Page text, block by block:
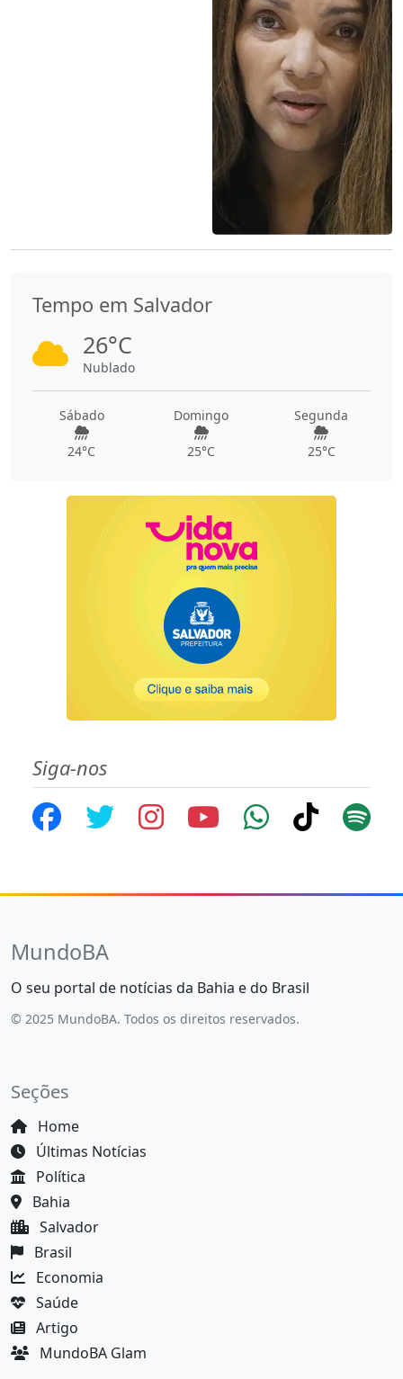
Tempo em Salvador
26°C
Nublado
Sábado
24°C
Domingo
25°C
Segunda
25°C
Siga-nos
MundoBA
O seu portal de notícias da Bahia e do Brasil
© 2025 MundoBA. Todos os direitos reservados.
Seções
Home
Últimas Notícias
Política
Bahia
Salvador
Brasil
Economia
Saúde
Artigo
MundoBA Glam